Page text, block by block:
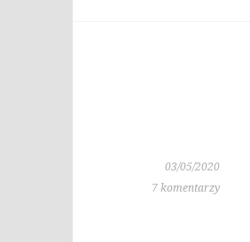
03/05/2020
7 komentarzy